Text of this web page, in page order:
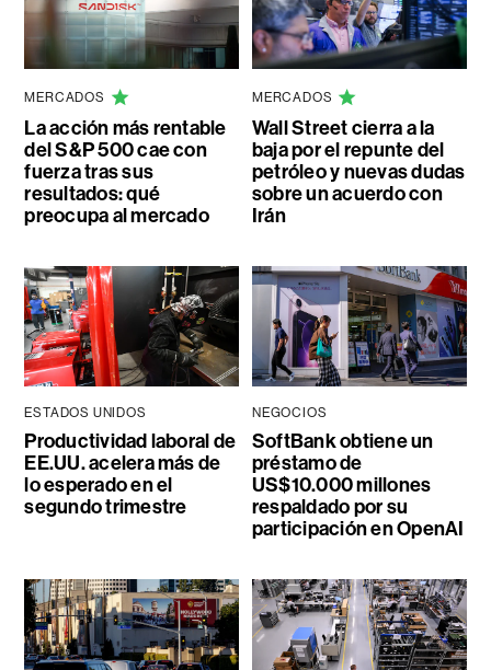
MERCADOS
La acción más rentable
del S&P 500 cae con
fuerza tras sus
resultados: qué
preocupa al mercado
MERCADOS
Wall Street cierra a la
baja por el repunte del
petróleo y nuevas dudas
sobre un acuerdo con
Irán
ESTADOS UNIDOS
Productividad laboral de
EE.UU. acelera más de
lo esperado en el
segundo trimestre
NEGOCIOS
SoftBank obtiene un
préstamo de
US$10.000 millones
respaldado por su
participación en OpenAI